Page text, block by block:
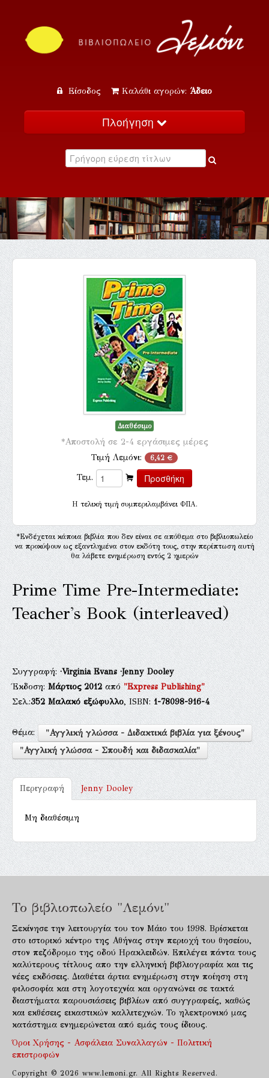
Είσοδος Καλάθι αγορών: Άδειο
Πλοήγηση
Κατάλογος
Εκδηλώσεις
Επικοινωνία
Διαθέσιμο
*Αποστολή σε 2-4 εργάσιμες μέρες
Τιμή Λεμόνι: 6,42 €
Τεμ.
H τελική τιμή συμπεριλαμβάνει ΦΠΑ.
*Ενδέχεται κάποια βιβλία που δεν είναι σε απόθεμα στο βιβλιοπωλείο
να προκύψουν ως εξαντλημένα στον εκδότη τους, στην περίπτωση αυτή
θα λάβετε ενημέρωση εντός 2 ημερών
Prime Time Pre-Intermediate:
Teacher's Book (interleaved)
Συγγραφή:·Virginia Evans·Jenny Dooley
Έκδοση:Μάρτιος 2012από"Express Publishing"
Σελ.:352 Μαλακό εξώφυλλο, ISBN:1-78098-916-4
Θέμα:
"Αγγλική γλώσσα - Διδακτικά βιβλία για ξένους"
"Αγγλική γλώσσα - Σπουδή και διδασκαλία"
Περιγραφή Jenny Dooley
Μη διαθέσιμη
Το βιβλιοπωλείο "Λεμόνι"
Ξεκίνησε την λειτουργία του τον Μάιο του 1998. Βρίσκεται
στο ιστορικό κέντρο της Αθήνας στην περιοχή του θησείου,
στον πεζόδρομο της οδού Ηρακλειδών. Επιλέγει πάντα τους
καλύτερους τίτλους απο την ελληνική βιβλιογραφία και τις
νέες εκδόσεις. Διαθέτει άρτια ενημέρωση στην ποίηση στη
φιλοσοφία και στη λογοτεχνία και οργανώνει σε τακτά
διαστήματα παρουσιάσεις βιβλίων από συγγραφείς, καθώς
και εκθέσεις εικαστικών καλλιτεχνών. Το ηλεκτρονικό μας
κατάστημα ενημερώνεται από εμάς τους ίδιους.
Όροι Χρήσης - Ασφάλεια Συναλλαγών - Πολιτική
επιστροφών
Copyright © 2026 www.lemoni.gr. All Rights Reserved.